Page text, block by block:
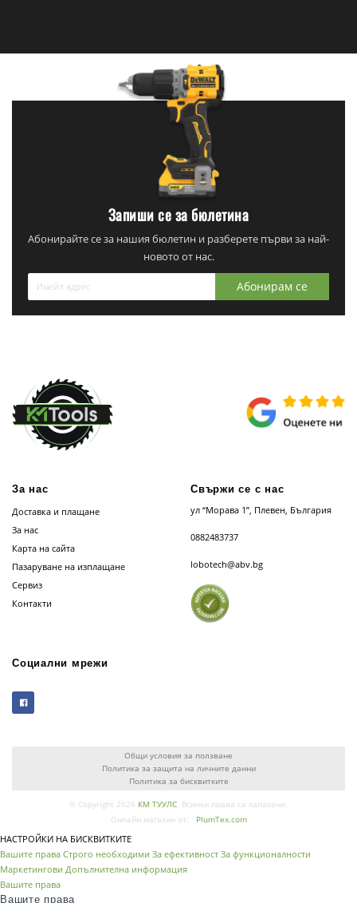
Запиши се за бюлетина
Абонирайте се за нашия бюлетин и разберете първи за най-
новото от нас.
Абонирам се
За нас
Доставка и плащане
За нас
Карта на сайта
Пазаруване на изплащане
Сервиз
Контакти
Свържи се с нас
ул “Морава 1”, Плевен, България
0882483737
lobotech@abv.bg
Социални мрежи
Общи условия за ползване
Политика за защита на личните данни
Политика за бисквитките
© Copyright 2026 КМ ТУУЛС . Всички права са запазени.
Онлайн магазин от:
PlumTex.com
НАСТРОЙКИ НА БИСКВИТКИТЕ
Вашите права Строго необходими За ефективност За функционалности
Маркетингови Допълнителна информация
Вашите права
Вашите права